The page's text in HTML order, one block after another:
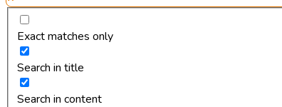
Exact matches only
Search in title
Search in content